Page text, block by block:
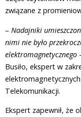
związane z
– Nadajniki
nimi nie było
elektromagnetycznego
Busiło, ekspert w
Telekomunikacji.
Ekspert zapewnił, że